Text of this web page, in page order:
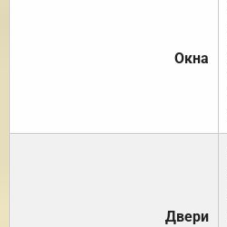
Окна
Двери